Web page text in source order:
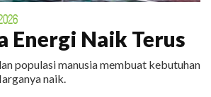
Energi Naik Terus
populasi manusia membuat kebutuhan
naik.